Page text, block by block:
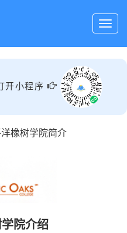
开小程序
橡树学院简介
院介绍